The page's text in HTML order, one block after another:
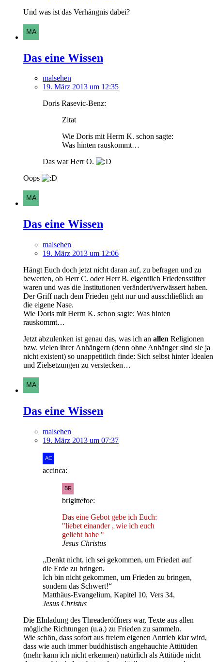
Und was ist das Verhängnis dabei?
Das eine Wissen
malsehen
19. März 2013 um 12:35
Doris Rasevic-Benz:
Zitat
Wie Doris mit Herrn K. schon sagte:
Was hinten rauskommt…
Das war Herr O.
Oops
Das eine Wissen
malsehen
19. März 2013 um 12:06
Hängt Euch doch jetzt nicht daran auf, zu befragen und zu
bewerten, ob Herr C. oder Herr B. eigentlich Friedensstifter
waren und was die Institutionen verändert/verwässert haben.
Der Griff nach dem Frieden geht nur und ausschließlich an
die eigene Nase.
Wie Doris mit Herrn K. schon sagte: Was hinten
rauskommt…
Jetzt abzulenken ist genau das, was ich an allen Religionen
bzw. vielen ihrer Anhängern (denn ohne Anhänger sind sie ja
nicht existent) so unappetitlich finde: Sich selbst hinter Idealen
und Zielsetzungen zu verstecken…
Das eine Wissen
malsehen
19. März 2013 um 07:37
accinca:
brigittefoe:
Das eine Gebot gebe ich Euch:
"liebet einander , wie ich euch
geliebt habe "
Jesus Christus
„Denkt nicht, ich sei gekommen, um Frieden auf
die Erde zu bringen.
Ich bin nicht gekommen, um Frieden zu bringen,
sondern das Schwert!“
Matthäus-Evangelium, Kapitel 10, Vers 34,
Jesus Christus
Die EInladung des Threaderöffners war, Texte aus allen
mögliche Richtungen (u.a.) zu Frieden zu sammeln.
Wie schön, dass sofort aus freiem eigenen Antrieb klar wird,
dass wie auch immer buddhistisch angehauchte Attitüden
(mehr kann ich nicht erkennen) natürlich als Attitüde nicht